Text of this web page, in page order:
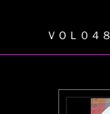
ＶＯＬ０